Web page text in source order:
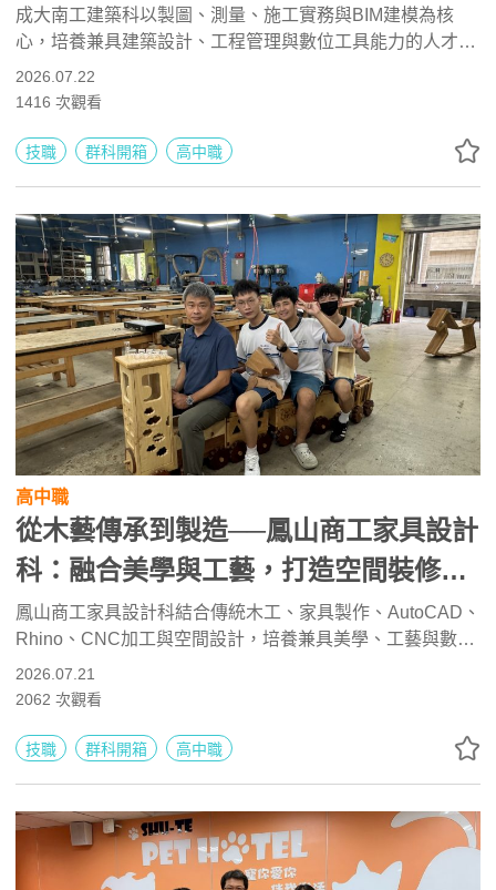
成大南工建築科以製圖、測量、施工實務與BIM建模為核
心，培養兼具建築設計、工程管理與數位工具能力的人才。
學生可學習Revit、AutoCAD、建築結構與工程估算，並透
過證照、專題及競賽累積實作經驗。未來可升學建築、土
理、BIM建模及職安相關工作。
2026.07.22
1416 次觀看
技職 群科開箱 高中職
高中職
從木藝傳承到製造──鳳山商工家具設計
科：融合美學與工藝，打造空間裝修的
設計職人
鳳山商工家具設計科結合傳統木工、家具製作、AutoCAD、
Rhino、CNC加工與空間設計，培養兼具美學、工藝與數位
製造能力的設計人才。學生可考取家具木工丙級與乙級證
照，並透過專題製作、競賽與產業參訪累積實務經驗。未來
家具設計、室內裝修、建築及海外家具產業。
2026.07.21
2062 次觀看
技職 群科開箱 高中職